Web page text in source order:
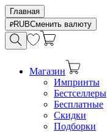
Главная
RUBСменить валюту
Магазин
Импринты
Бестселлеры
Бесплатные
Скидки
Подборки